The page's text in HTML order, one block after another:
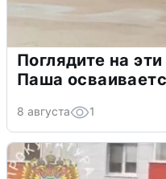
Поглядите на
Паша
8 августа 1